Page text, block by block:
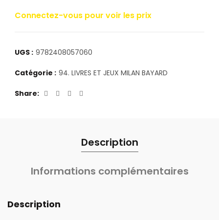
Connectez-vous pour voir les prix
UGS : 9782408057060
Catégorie : 94. LIVRES ET JEUX MILAN BAYARD
Share
Description
Informations complémentaires
Description